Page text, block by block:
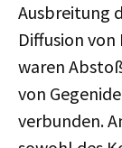
Ausbreitung
Diffusion
waren
von
verbunden.